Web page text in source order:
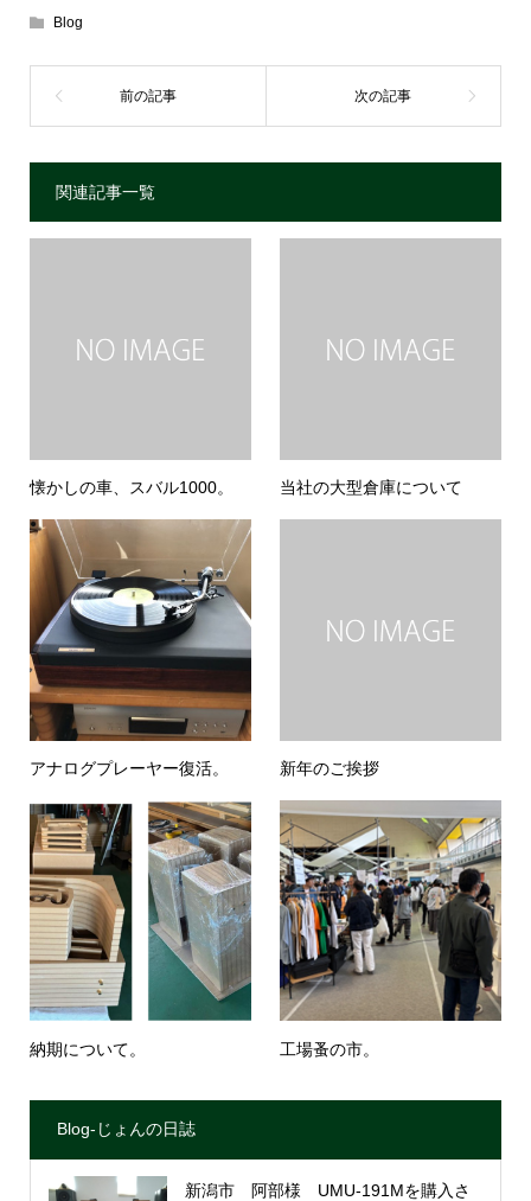
Blog
関連記事一覧
懐かしの車、スバル1000。 当社の大型倉庫について
アナログプレーヤー復活。 新年のご挨拶
納期について。 工場蚤の市。
Blog-じょんの日誌
新潟市 阿部様 UMU-191Mを購入さ